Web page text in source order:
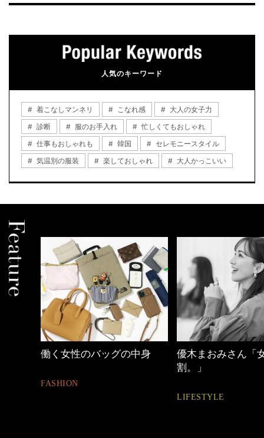
人気のキーワード
着こなしマンネリ こなれ感
大人の女子力
診断
服のお手入れ
忙しくてもおしゃれ
仕事もおしゃれも
韓国
セレモニースタイル
気温別の服装
楽しておしゃれ 大人かっこいい
働く女性のバッグの中身
FASHION
優木まおみさん「
割。」
LIFESTYLE